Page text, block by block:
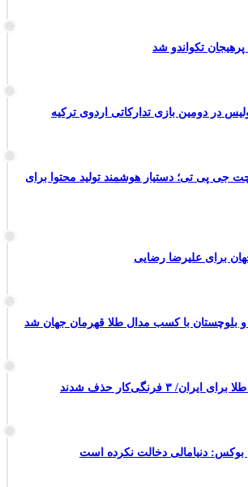
پرهیجان تکواندو شد
در دومین بازی تدارکاتی اردوی ترکیه
پی تی؛ دستیار هوشمند تولید محتوا برای
برای علیرضا رضایی
و بلوچستان با کسب مدال طلا قهرمان جهان شد
۳ فرنگی‌کار حذف شدند
دنیامالی دخالت نکرده است